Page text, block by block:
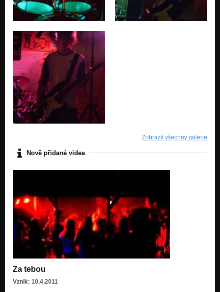
Zobrazit všechny galerie
Nově přidané videa
Za tebou
Vznik: 10.4.2011